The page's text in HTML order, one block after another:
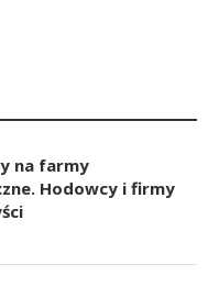
na farmy
Hodowcy i firmy